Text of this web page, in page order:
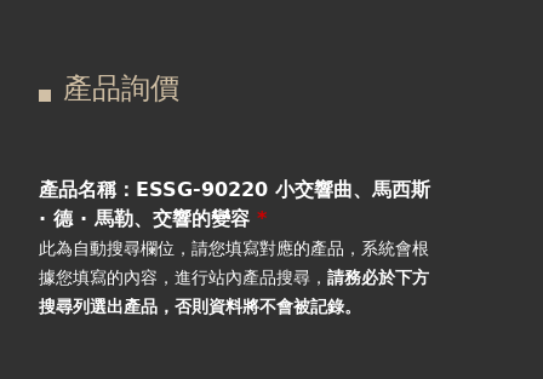
視聽室預約
線上商城
引
標
籤
產品詢價
產品名稱：ESSG-90220 小交響曲、馬西斯
· 德 · 馬勒、交響的變容*
此為自動搜尋欄位，請您填寫對應的產品，系統會根
據您填寫的內容，進行站內產品搜尋，請務必於下方
搜尋列選出產品 ，否則資料將不會被記錄。